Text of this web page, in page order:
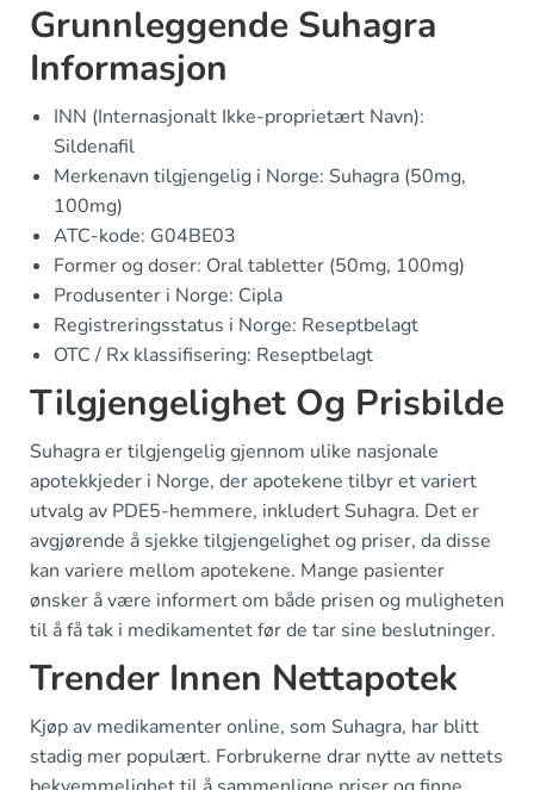
Grunnleggende Suhagra
Informasjon
INN (Internasjonalt Ikke-proprietært Navn):
Sildenafil
Merkenavn tilgjengelig i Norge: Suhagra (50mg,
100mg)
ATC-kode: G04BE03
Former og doser: Oral tabletter (50mg, 100mg)
Produsenter i Norge: Cipla
Registreringsstatus i Norge: Reseptbelagt
OTC / Rx klassifisering: Reseptbelagt
Tilgjengelighet Og Prisbilde
Suhagra er tilgjengelig gjennom ulike nasjonale
apotekkjeder i Norge, der apotekene tilbyr et variert
utvalg av PDE5-hemmere, inkludert Suhagra. Det er
avgjørende å sjekke tilgjengelighet og priser, da disse
kan variere mellom apotekene. Mange pasienter
ønsker å være informert om både prisen og muligheten
til å få tak i medikamentet før de tar sine beslutninger.
Trender Innen Nettapotek
Kjøp av medikamenter online, som Suhagra, har blitt
stadig mer populært. Forbrukerne drar nytte av nettets